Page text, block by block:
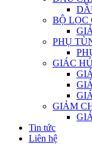
BỘ LỌC
PHỤ
GIÁC
GIẢM
Tin tức
Liên hệ